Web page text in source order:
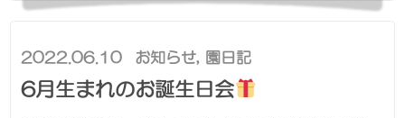
2022.06.10 お知らせ, 園日記
6月生まれのお誕生日会